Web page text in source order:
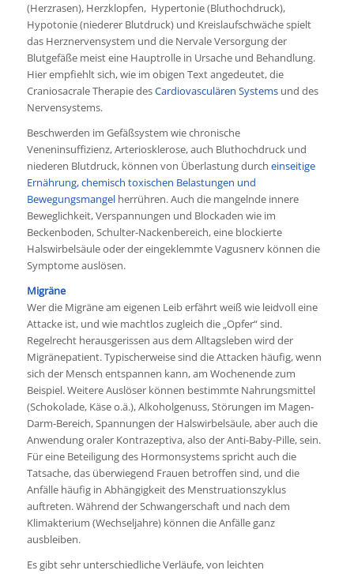
(Herzrasen), Herzklopfen, Hypertonie (Bluthochdruck),
Hypotonie (niederer Blutdruck) und Kreislaufschwäche spielt
das Herznervensystem und die Nervale Versorgung der
Blutgefäße meist eine Hauptrolle in Ursache und Behandlung.
Hier empfiehlt sich, wie im obigen Text angedeutet, die
Craniosacrale Therapie desCardiovasculären Systemsund des
Nervensystems.
Beschwerden im Gefäßsystem wie chronische
Veneninsuffizienz, Arteriosklerose, auch Bluthochdruck und
niederen Blutdruck, können von Überlastung durch einseitige
Ernährung, chemisch toxischen Belastungen und
Bewegungsmangelherrühren. Auch die mangelnde innere
Beweglichkeit, Verspannungen und Blockaden wie im
Beckenboden, Schulter-Nackenbereich, eine blockierte
Halswirbelsäule oder der eingeklemmte Vagusnerv können die
Symptome auslösen.
Migräne
Wer die Migräne am eigenen Leib erfährt weiß wie leidvoll eine
Attacke ist, und wie machtlos zugleich die „Opfer“ sind.
Regelrecht herausgerissen aus dem Alltagsleben wird der
Migränepatient. Typischerweise sind die Attacken häufig, wenn
sich der Mensch entspannen kann, am Wochenende zum
Beispiel. Weitere Auslöser können bestimmte Nahrungsmittel
(Schokolade, Käse o.ä.), Alkoholgenuss, Störungen im Magen-
Darm-Bereich, Spannungen der Halswirbelsäule, aber auch die
Anwendung oraler Kontrazeptiva, also der Anti-Baby-Pille, sein.
Für eine Beteiligung des Hormonsystems spricht auch die
Tatsache, das überwiegend Frauen betroffen sind, und die
Anfälle häufig in Abhängigkeit des Menstruationszyklus
auftreten. Während der Schwangerschaft und nach dem
Klimakterium (Wechseljahre) können die Anfälle ganz
ausbleiben.
Es gibt sehr unterschiedliche Verläufe, von leichten